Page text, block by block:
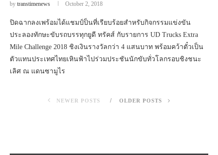
by transtimenews October 2, 2018
ปิดฉากลงเพร้อมได้แชมป์ป็นที่เรียบร้อยสำหรับกิจกรรมแข่งขัน
ประลองทักษะขับรถบรรทุกยูดี ทรัคส์ กับรายการ UD Trucks Extra
Mile Challenge 2018 ชิงเงินรางวัลกว่า 4 แสนบาท พร้อมคว้าตั๋วเป็น
ตัวแทนประเทศไทยเหินฟ้าไปร่วมประชันนักขับทั่วโลกรอบชิงชนะ
เลิศ ณ แดนซามูไร
NEWER POSTS OLDER POSTS